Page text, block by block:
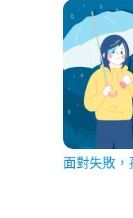
面對失敗，